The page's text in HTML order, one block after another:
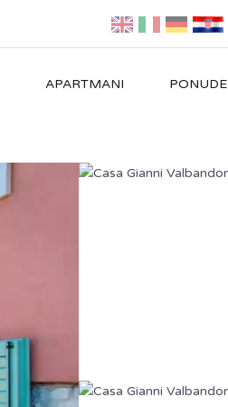
APARTMANI PONUDE